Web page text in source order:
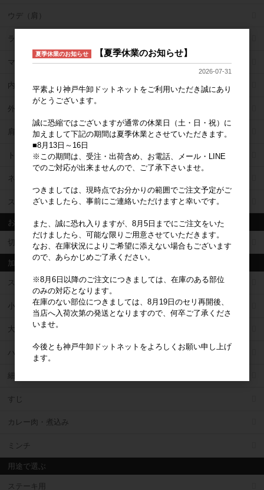
ウデ（肩）
ラム（ランイチ）
マル（シンタマ）
内もも
外もも
肩バラ（さんかく・ブリスケ）
トモバラ
ネック
スネ
お徳用原料
切落・細切・煮込用・牛脂
加工済商品
ステーキ
小ロット スライス
大ロット スライス
ハンバーグ
細切れ
すじ
カレー肉・煮込み
ミンチ
用途で選ぶ
ステーキ用
夏季休業のお知らせ 【夏季休業のお知らせ】
2026-07-31
平素より神戸牛卸ドットネットをご利用いただき誠にあり
がとうございます。
誠に恐縮ではございますが通常の休業日（土・日・祝）に
加えまして下記の期間は夏季休業とさせていただきます。
■8月13日～16日
※この期間は、受注・出荷含め、お電話、メール・LINE
でのご対応が出来ませんので、ご了承下さいませ。
つきましては、現時点でお分かりの範囲でご注文予定がご
ざいましたら、事前にご連絡いただけますと幸いです。
また、誠に恐れ入りますが、8月5日までにご注文をいた
だけましたら、可能な限りご用意させていただきます。
なお、在庫状況によりご希望に添えない場合もございます
ので、あらかじめご了承ください。
※8月6日以降のご注文につきましては、在庫のある部位
のみの対応となります。
在庫のない部位につきましては、8月19日のセリ再開後、
当店へ入荷次第の発送となりますので、何卒ご了承くださ
いませ。
今後とも神戸牛卸ドットネットをよろしくお願い申し上げ
ます。